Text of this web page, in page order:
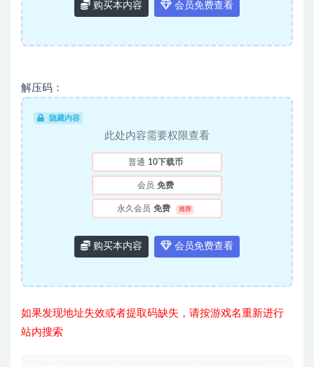
购买本内容 会员免费查看
解压码：
隐藏内容
此处内容需要权限查看
普通 10下载币
会员 免费
永久会员 免费 推荐
购买本内容 会员免费查看
如果发现地址失效或者提取码缺失，请按游戏名重新进行
站内搜索